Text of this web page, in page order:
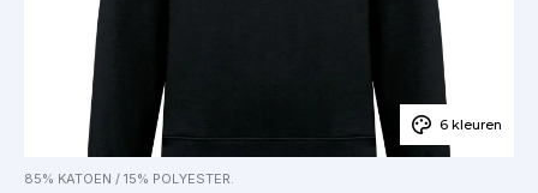
6 kleuren
85% KATOEN / 15% POLYESTER.